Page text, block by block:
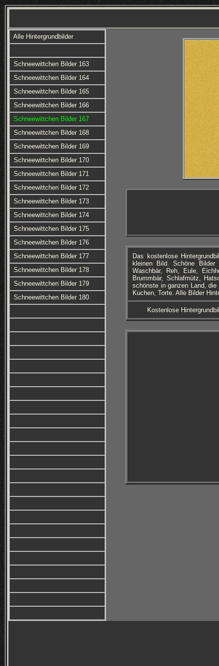
Alle Hintergrundbilder
Schneewittchen Bilder 163
Schneewittchen Bilder 164
Schneewittchen Bilder 165
Schneewittchen Bilder 166
Schneewittchen Bilder 167
Schneewittchen Bilder 168
Schneewittchen Bilder 169
Schneewittchen Bilder 170
Schneewittchen Bilder 171
Schneewittchen Bilder 172
Schneewittchen Bilder 173
Schneewittchen Bilder 174
Schneewittchen Bilder 175
Schneewittchen Bilder 176
Schneewittchen Bilder 177
Schneewittchen Bilder 178
Schneewittchen Bilder 179
Schneewittchen Bilder 180
Das kostenlose
kleinen Bild. Schöne
Waschbär, Reh, Eule,
Brummbär, Schlafmütz,
schönste in ganzen Land,
Kuchen, Torte. Alle Bilder
Kostenlose